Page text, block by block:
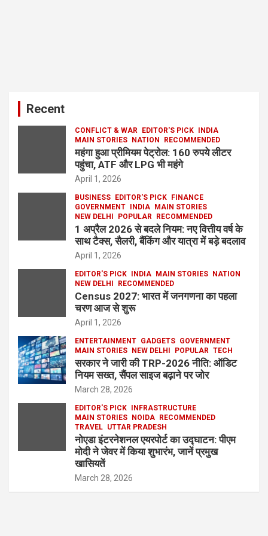
Recent
CONFLICT & WAR EDITOR'S PICK
INDIA
MAIN STORIES
NATION RECOMMENDED
महंगा हुआ प्रीमियम पेट्रोल: 160 रुपये लीटर
पहुंचा, ATF और LPG भी महंगे
April 1, 2026
BUSINESS EDITOR'S PICK
FINANCE
GOVERNMENT
INDIA
MAIN STORIES
NEW DELHI
POPULAR RECOMMENDED
1 अप्रैल 2026 से बदले नियम: नए वित्तीय वर्ष के
साथ टैक्स, सैलरी, बैंकिंग और यात्रा में बड़े बदलाव
April 1, 2026
EDITOR'S PICK INDIA MAIN STORIES
NATION
NEW DELHI
RECOMMENDED
Census 2027: भारत में जनगणना का पहला
चरण आज से शुरू
April 1, 2026
ENTERTAINMENT GADGETS GOVERNMENT
MAIN STORIES
NEW DELHI POPULAR TECH
सरकार ने जारी की TRP-2026 नीति: ऑडिट
नियम सख्त, सैंपल साइज बढ़ाने पर जोर
March 28, 2026
EDITOR'S PICK
INFRASTRUCTURE
MAIN STORIES
NOIDA
RECOMMENDED
TRAVEL UTTAR PRADESH
नोएडा इंटरनेशनल एयरपोर्ट का उद्घाटन: पीएम
मोदी ने जेवर में किया शुभारंभ, जानें प्रमुख
खासियतें
March 28, 2026